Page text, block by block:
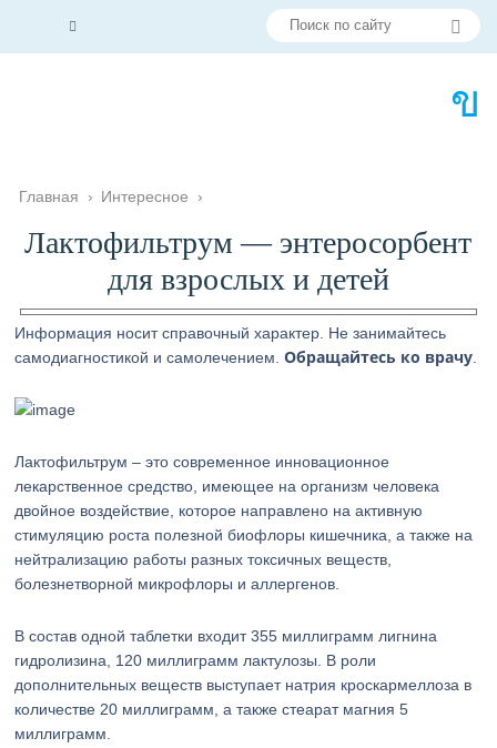
Главная › Интересное ›
Лактофильтрум — энтеросорбент
для взрослых и детей
Информация носит справочный характер. Не занимайтесь
самодиагностикой и самолечением.Обращайтесь ко врачу
Лактофильтрум – это современное инновационное
лекарственное средство, имеющее на организм человека
двойное воздействие, которое направлено на активную
стимуляцию роста полезной биофлоры кишечника, а также на
нейтрализацию работы разных токсичных веществ,
болезнетворной микрофлоры и аллергенов.
В состав одной таблетки входит 355 миллиграмм лигнина
гидролизина, 120 миллиграмм лактулозы. В роли
дополнительных веществ выступает натрия кроскармеллоза в
количестве 20 миллиграмм, а также стеарат магния 5
миллиграмм.